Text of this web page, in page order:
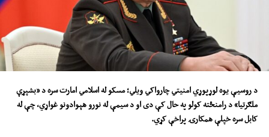
د روسیې یوه لوړپوړي امنیتي چارواکي ویلي؛مسکو له اسلامي امارت سره د «بشپړې
ملګرتیا» د رامنځته کولو په حال کې دی او د سیمې له نورو هېوادونو غواړي،چې له
کابل سره خپلې همکارۍ پراخې کړي.